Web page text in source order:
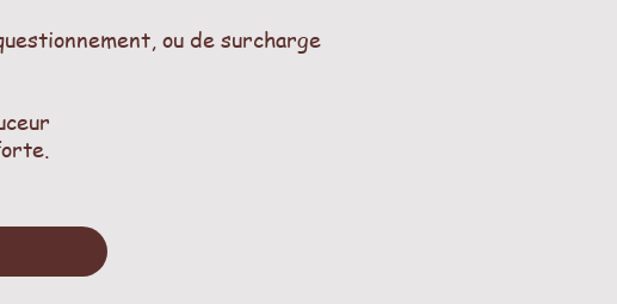
ou de surcharge